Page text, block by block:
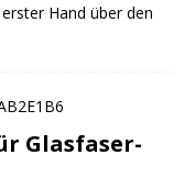
Hand über den
Glasfaser-